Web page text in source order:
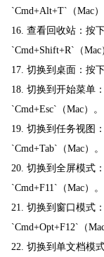
`Cmd+Alt+T`（Mac）
16. 查看回收站：按
`Cmd+Shift+R`（Mac
17. 切换到桌面：按
18. 切换到开始菜单
`Cmd+Esc`（Mac）。
19. 切换到任务视图
`Cmd+Tab`（Mac）。
20. 切换到全屏模式
`Cmd+F11`（Mac）。
21. 切换到窗口模式
`Cmd+Opt+F12`（Mac
22. 切换到单文档模